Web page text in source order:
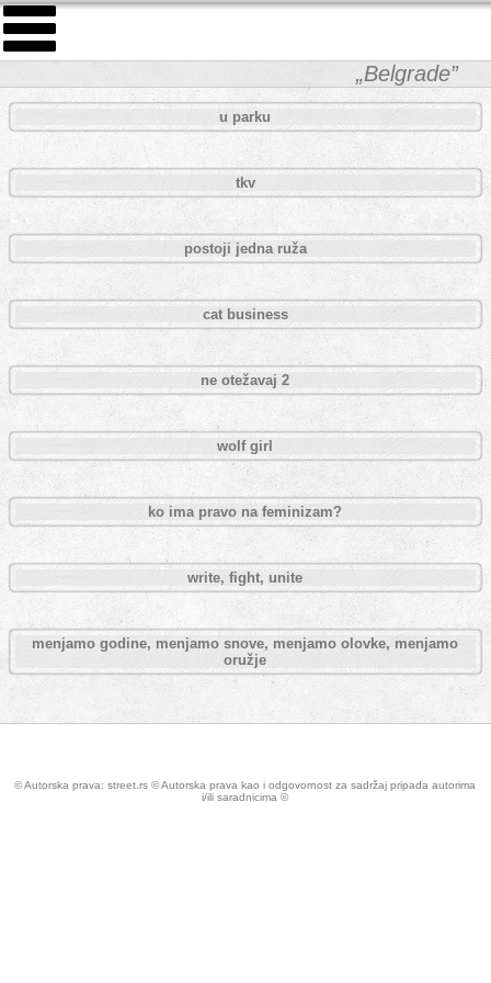
„Belgrade”
u parku
tkv
postoji jedna ruža
cat business
ne otežavaj 2
wolf girl
ko ima pravo na feminizam?
write, fight, unite
menjamo godine, menjamo snove, menjamo olovke, menjamo
oružje
© Autorska prava: street.rs © Autorska prava kao i odgovornost za sadržaj pripada autorima
i/ili saradnicima ©